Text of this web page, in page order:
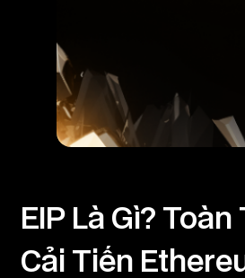
EIP Là Gì?
Cải Tiến